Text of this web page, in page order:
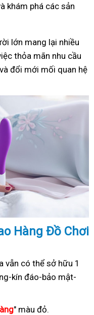
khám phá các sản
lớn mang lại nhiều
thỏa mãn nhu cầu
đổi mới mối quan hệ
Hàng Đồ Chơi
vẫn có thể sở hữu 1
kín đáo-bảo mật-
" màu đỏ.